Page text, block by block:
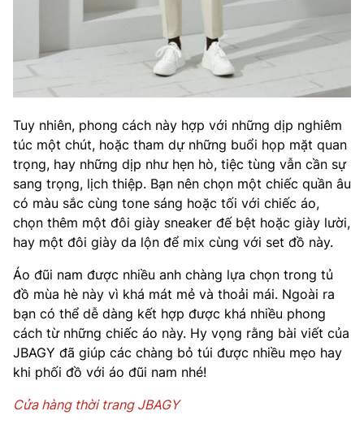
Tuy nhiên, phong cách này hợp với những dịp nghiêm
túc một chút, hoặc tham dự những buổi họp mặt quan
trọng, hay những dịp như hẹn hò, tiệc tùng vẫn cần sự
sang trọng, lịch thiệp. Bạn nên chọn một chiếc quần âu
có màu sắc cùng tone sáng hoặc tối với chiếc áo,
chọn thêm một đôi giày sneaker đế bệt hoặc giày lười,
hay một đôi giày da lộn để mix cùng với set đồ này.
Áo đũi nam được nhiều anh chàng lựa chọn trong tủ
đồ mùa hè này vì khá mát mẻ và thoải mái. Ngoài ra
bạn có thể dễ dàng kết hợp được khá nhiều phong
cách từ những chiếc áo này. Hy vọng rằng bài viết của
JBAGY đã giúp các chàng bỏ túi được nhiều mẹo hay
khi phối đồ với áo đũi nam nhé!
Cửa hàng thời trang JBAGY